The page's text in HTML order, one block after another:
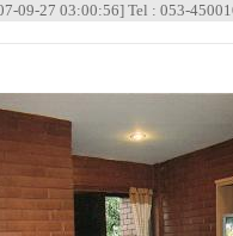
09-27 03:00:56] Tel : 053-